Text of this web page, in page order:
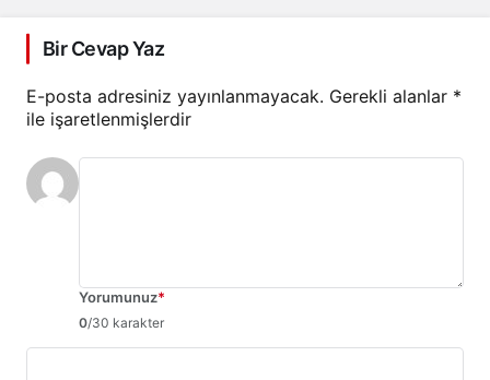
Bir Cevap Yaz
E-posta adresiniz yayınlanmayacak. Gerekli alanlar *
ile işaretlenmişlerdir
Yorumunuz*
0/30 karakter